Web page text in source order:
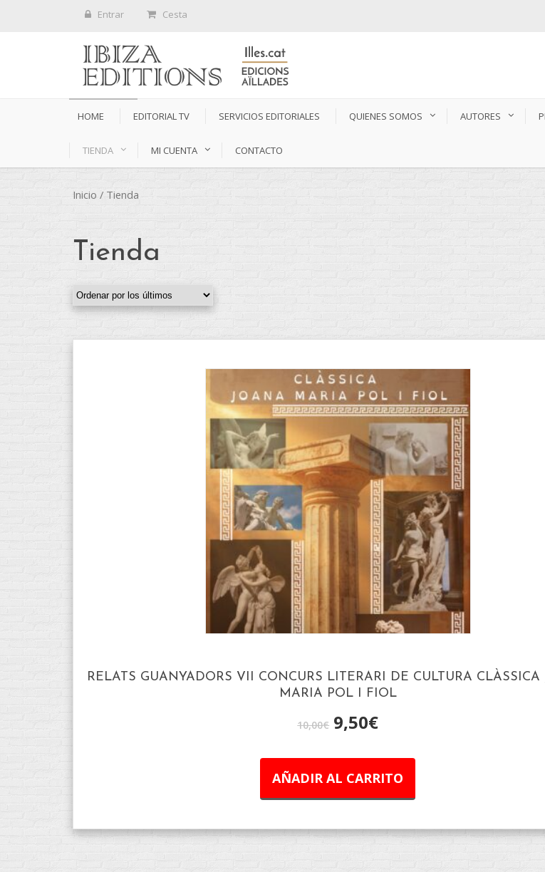
Entrar Cesta
HOME EDITORIAL TV SERVICIOS EDITORIALES QUIENES SOMOS AUTORES
TIENDA MI CUENTA CONTACTO
Inicio / Tienda
Tienda
RELATS GUANYADORS VII CONCURS LITERARI DE CULTURA CLÀSSICA
MARIA POL I FIOL
10,00€ 9,50€
AÑADIR AL CARRITO